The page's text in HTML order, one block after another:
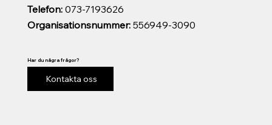
Organisationsnummer:556949-3090
Telefon:073-7193626
Har du några frågor?
Kontakta oss